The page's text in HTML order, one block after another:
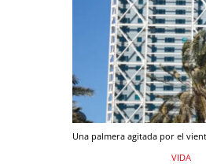
Una palmera agitada por el
VIDA